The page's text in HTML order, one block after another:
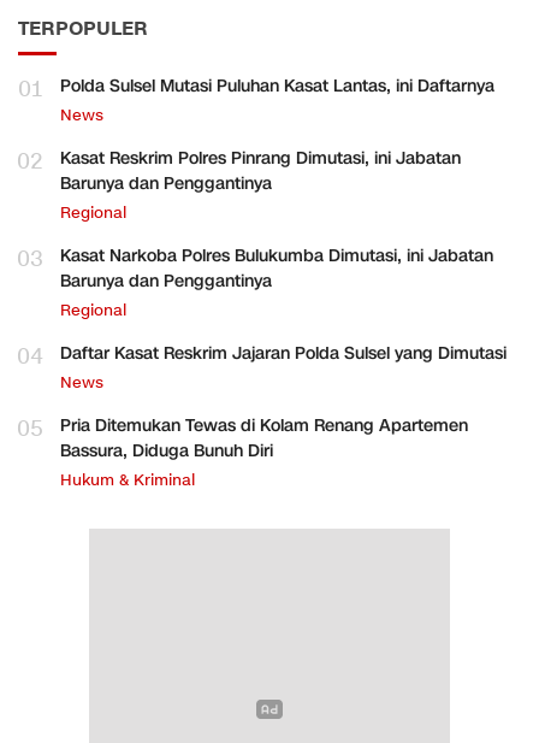
TERPOPULER
01 Polda Sulsel Mutasi Puluhan Kasat Lantas, ini Daftarnya
News
02
Kasat Reskrim Polres Pinrang Dimutasi, ini Jabatan
Barunya dan Penggantinya
Regional
03
Kasat Narkoba Polres Bulukumba Dimutasi, ini Jabatan
Barunya dan Penggantinya
Regional
04 Daftar Kasat Reskrim Jajaran Polda Sulsel yang Dimutasi
News
05
Pria Ditemukan Tewas di Kolam Renang Apartemen
Bassura, Diduga Bunuh Diri
Hukum & Kriminal